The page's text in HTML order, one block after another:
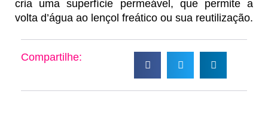
cria uma superfície permeável, que permite a
volta d’água ao lençol freático ou sua reutilização.
Compartilhe: